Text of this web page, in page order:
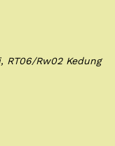
RT06/Rw02 Kedung